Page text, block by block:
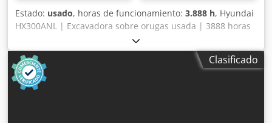
Estado: usado, horas de funcionamiento: 3.888 h, Hyundai
HX300ANL | Excavadora sobre orugas usada | 3888 horas
Djdpfxszrnfve Anfskr 📍 Ubicación: Alemania 🚛 Entrega
disponible en su destino; ¡utilice nuestra calculadora de
envío para estimar los costes de transporte! 💰 Compre
ahora por 116 000 EUR o haga una oferta. Pago al
momento de la entrega disponible por una tarifa
Clasificado